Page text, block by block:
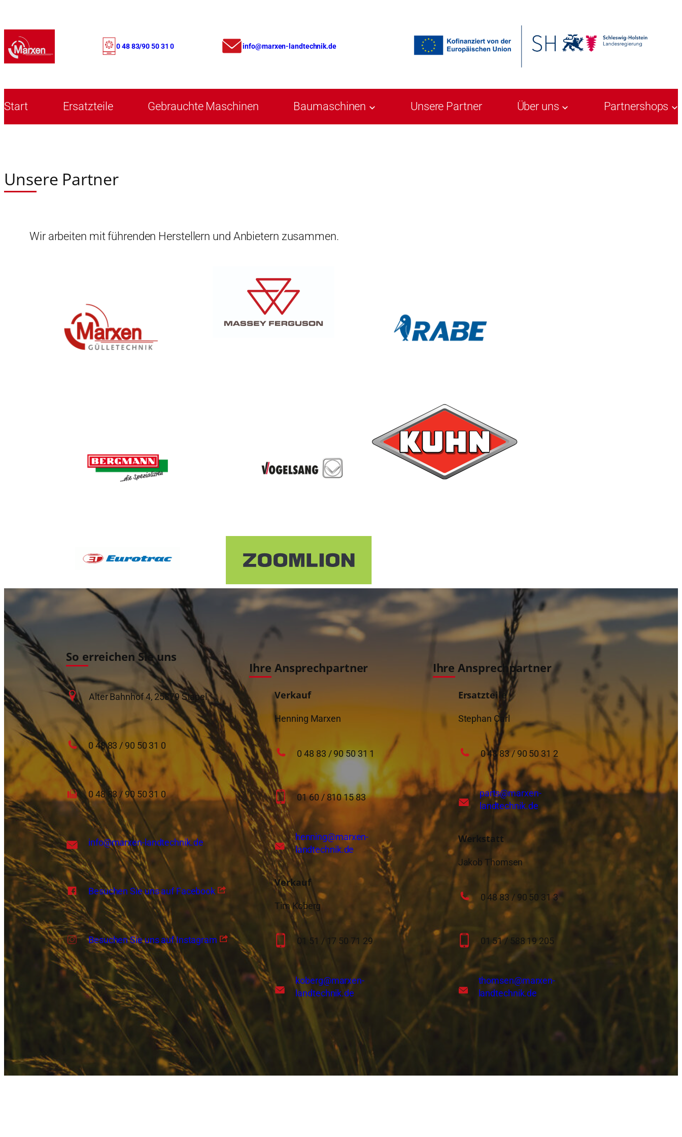
0 48 83/90 50 31 0 info@marxen-landtechnik.de
Start Ersatzteile Gebrauchte Maschinen Baumaschinen Unsere Partner Über uns Partnershops
Unsere Partner
Wir arbeiten mit führenden Herstellern und Anbietern zusammen.
So erreichen Sie uns
Alter Bahnhof 4, 25879 Stapel
0 48 83 / 90 50 31 0
0 48 83 / 90 50 31 0
info@marxen-landtechnik.de
Besuchen Sie uns auf Facebook
Besuchen Sie uns auf Instagram
Ihre Ansprechpartner
Verkauf
Henning Marxen
0 48 83 / 90 50 31 1
01 60 / 810 15 83
henning@marxen-
landtechnik.de
Verkauf
Tim Koberg
01 51 / 17 50 71 29
koberg@marxen-
landtechnik.de
Ihre Ansprechpartner
Ersatzteile
Stephan Carl
0 48 83 / 90 50 31 2
parts@marxen-
landtechnik.de
Werkstatt
Jakob Thomsen
0 48 83 / 90 50 31 3
01 51 / 588 19 205
thomsen@marxen-
landtechnik.de